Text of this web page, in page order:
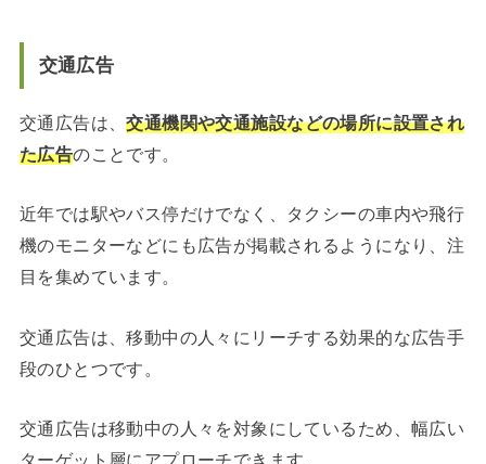
交通広告
交通広告は、交通機関や交通施設などの場所に設置され
た広告のことです。
近年では駅やバス停だけでなく、タクシーの車内や飛行
機のモニターなどにも広告が掲載されるようになり、注
目を集めています。
交通広告は、移動中の人々にリーチする効果的な広告手
段のひとつです。
交通広告は移動中の人々を対象にしているため、幅広い
ターゲット層にアプローチできます。